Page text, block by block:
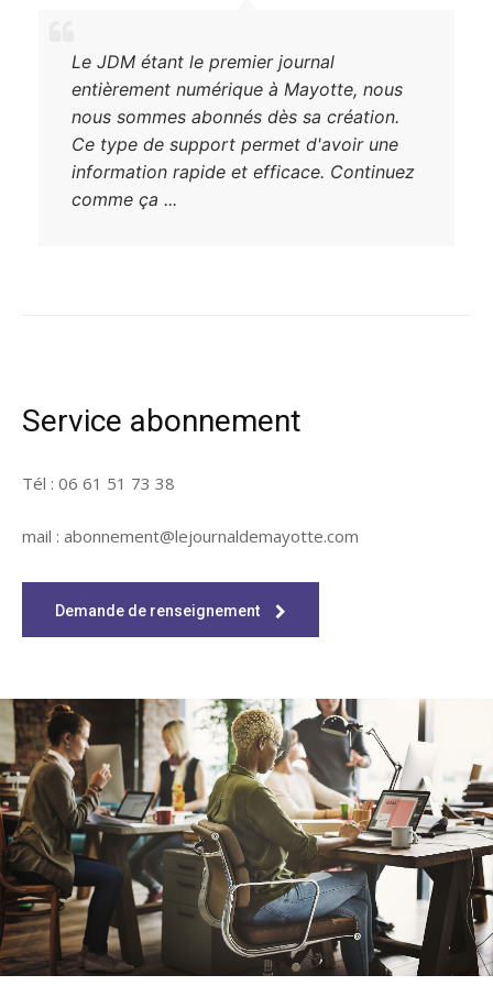
Le JDM étant le premier journal
entièrement numérique à Mayotte, nous
nous sommes abonnés dès sa création.
Ce type de support permet d'avoir une
information rapide et efficace. Continuez
comme ça ...
Service abonnement
Tél : 06 61 51 73 38
mail : abonnement@lejournaldemayotte.com
Demande de renseignement